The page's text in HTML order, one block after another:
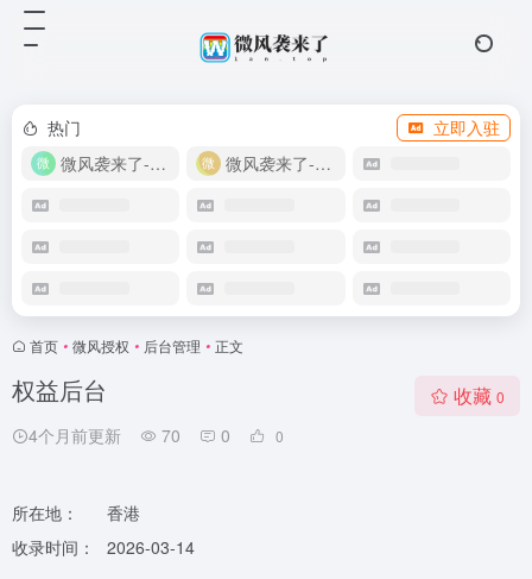
热门
立即入驻
微风袭来了-教程网
微风袭来了-自助商城
首页 • 微风授权 • 后台管理 • 正文
权益后台
4个月前更新 70 0 0
收藏 0
所在地：
香港
收录时间：
2026-03-14